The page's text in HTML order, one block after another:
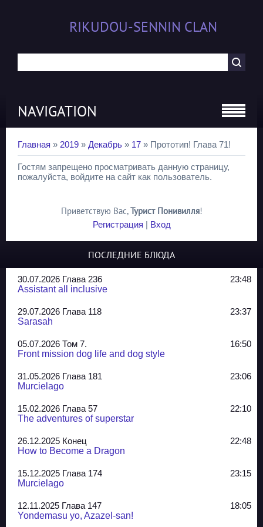
RIKUDOU-SENNIN CLAN
NAVIGATION
Главная » 2019 » Декабрь » 17 » Прототип! Глава 71!
Гостям запрещено просматривать данную страницу,
пожалуйста, войдите на сайт как пользователь.
Приветствую Вас,Турист Понивилля!
Регистрация | Вход
ПОСЛЕДНИЕ БЛЮДА
30.07.2026 Глава 236
23:48
Assistant all inclusive
29.07.2026 Глава 118
23:37
Sarasah
05.07.2026 Том 7.
16:50
Front mission dog life and dog style
31.05.2026 Глава 181
23:06
Murcielago
15.02.2026 Глава 57
22:10
The adventures of superstar
26.12.2025 Конец
22:48
How to Become a Dragon
15.12.2025 Глава 174
23:15
Murcielago
12.11.2025 Глава 147
18:05
Yondemasu yo, Azazel-san!